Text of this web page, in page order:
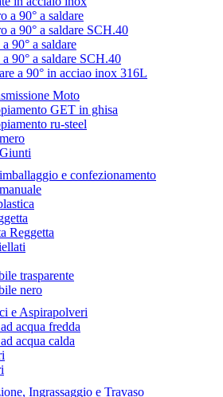
a 90° a saldare
a 90° a saldare SCH.40
90° a saldare
90° a saldare SCH.40
a 90° in acciao inox 316L
Moto
GET in ghisa
ru-steel
e confezionamento
Reggetta
trasparente
nero
e Aspirapolveri
acqua fredda
acqua calda
Ingrassaggio e Travaso